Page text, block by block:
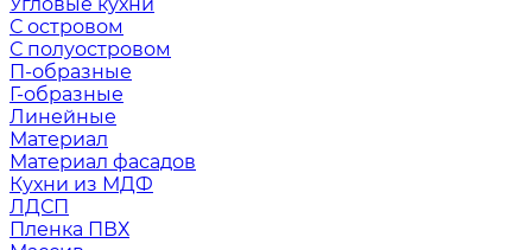
С островом
С полуостровом
П-образные
Г-образные
Линейные
Материал
Материал фасадов
Кухни из МДФ
ЛДСП
Пленка ПВХ